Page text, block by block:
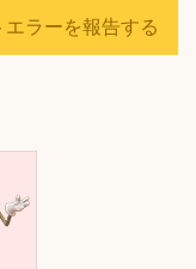
エラーを報告する